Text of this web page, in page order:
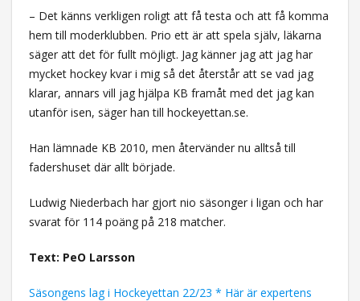
– Det känns verkligen roligt att få testa och att få komma
hem till moderklubben. Prio ett är att spela själv, läkarna
säger att det för fullt möjligt. Jag känner jag att jag har
mycket hockey kvar i mig så det återstår att se vad jag
klarar, annars vill jag hjälpa KB framåt med det jag kan
utanför isen, säger han till hockeyettan.se.
Han lämnade KB 2010, men återvänder nu alltså till
fadershuset där allt började.
Ludwig Niederbach har gjort nio säsonger i ligan och har
svarat för 114 poäng på 218 matcher.
Text: PeO Larsson
Säsongens lag i Hockeyettan 22/23 * Här är expertens